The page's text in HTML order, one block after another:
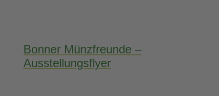
Bonner Münzfreunde –
Ausstellungsflyer